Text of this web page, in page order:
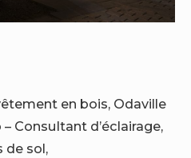
en bois, Odaville
– Consultant d’éclairage,
de sol,